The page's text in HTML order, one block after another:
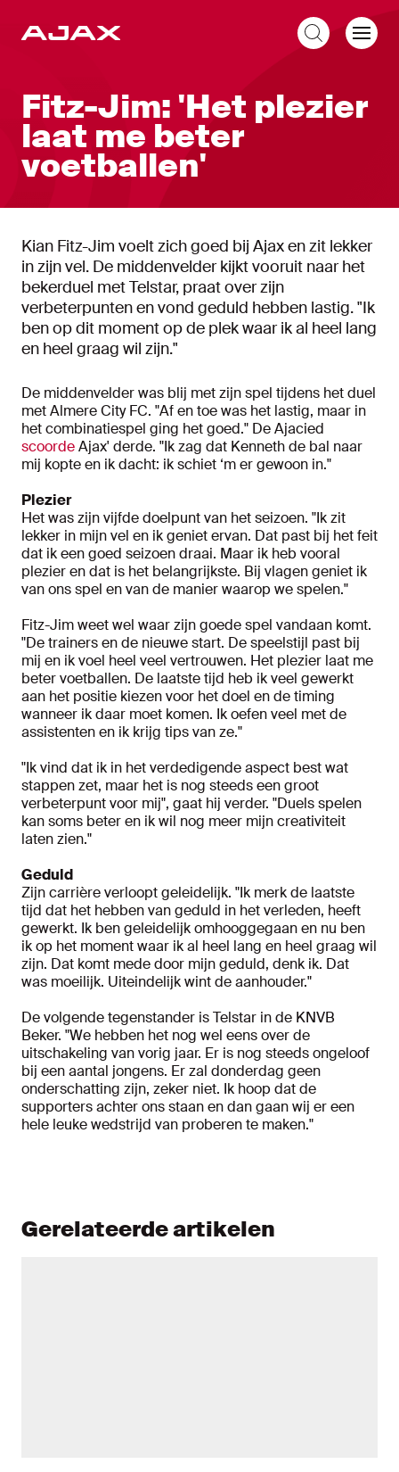
Fitz-Jim: 'Het plezier
laat me beter
voetballen'
Kian Fitz-Jim voelt zich goed bij Ajax en zit lekker
in zijn vel. De middenvelder kijkt vooruit naar het
bekerduel met Telstar, praat over zijn
verbeterpunten en vond geduld hebben lastig. "Ik
ben op dit moment op de plek waar ik al heel lang
en heel graag wil zijn."
De middenvelder was blij met zijn spel tijdens het duel
met Almere City FC. "Af en toe was het lastig, maar in
het combinatiespel ging het goed." De Ajacied
scoordeAjax' derde. "Ik zag dat Kenneth de bal naar
mij kopte en ik dacht: ik schiet ‘m er gewoon in."
Plezier
Het was zijn vijfde doelpunt van het seizoen. "Ik zit
lekker in mijn vel en ik geniet ervan. Dat past bij het feit
dat ik een goed seizoen draai. Maar ik heb vooral
plezier en dat is het belangrijkste. Bij vlagen geniet ik
van ons spel en van de manier waarop we spelen."
Fitz-Jim weet wel waar zijn goede spel vandaan komt.
"De trainers en de nieuwe start. De speelstijl past bij
mij en ik voel heel veel vertrouwen. Het plezier laat me
beter voetballen. De laatste tijd heb ik veel gewerkt
aan het positie kiezen voor het doel en de timing
wanneer ik daar moet komen. Ik oefen veel met de
assistenten en ik krijg tips van ze."
"Ik vind dat ik in het verdedigende aspect best wat
stappen zet, maar het is nog steeds een groot
verbeterpunt voor mij", gaat hij verder. "Duels spelen
kan soms beter en ik wil nog meer mijn creativiteit
laten zien."
Geduld
Zijn carrière verloopt geleidelijk. "Ik merk de laatste
tijd dat het hebben van geduld in het verleden, heeft
gewerkt. Ik ben geleidelijk omhooggegaan en nu ben
ik op het moment waar ik al heel lang en heel graag wil
zijn. Dat komt mede door mijn geduld, denk ik. Dat
was moeilijk. Uiteindelijk wint de aanhouder."
De volgende tegenstander is Telstar in de KNVB
Beker. "We hebben het nog wel eens over de
uitschakeling van vorig jaar. Er is nog steeds ongeloof
bij een aantal jongens. Er zal donderdag geen
onderschatting zijn, zeker niet. Ik hoop dat de
supporters achter ons staan en dan gaan wij er een
hele leuke wedstrijd van proberen te maken."
Gerelateerde artikelen